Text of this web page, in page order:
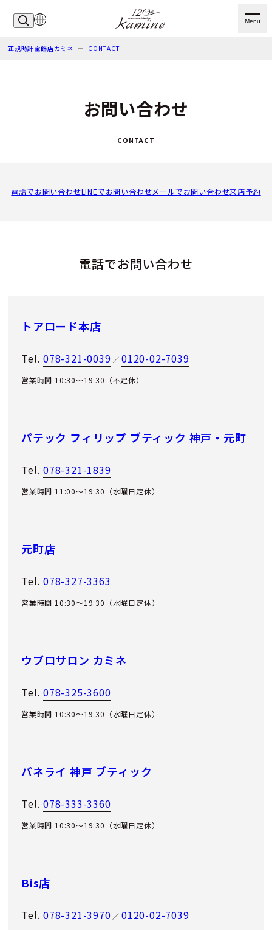
Menu
正規時計宝飾店カミネ CONTACT
お問い合わせ
CONTACT
電話でお問い合わせLINEでお問い合わせメールでお問い合わせ来店予約
電話でお問い合わせ
トアロード本店
Tel. 078-321-0039 ／0120-02-7039
営業時間 10:30～19:30（不定休）
パテック フィリップ ブティック 神戸・元町
Tel. 078-321-1839
営業時間 11:00〜19:30（水曜日定休）
元町店
Tel. 078-327-3363
営業時間 10:30～19:30（水曜日定休）
ウブロサロン カミネ
Tel. 078-325-3600
営業時間 10:30～19:30（水曜日定休）
パネライ 神戸 ブティック
Tel. 078-333-3360
営業時間 10:30～19:30（水曜日定休）
Bis店
Tel. 078-321-3970 ／0120-02-7039